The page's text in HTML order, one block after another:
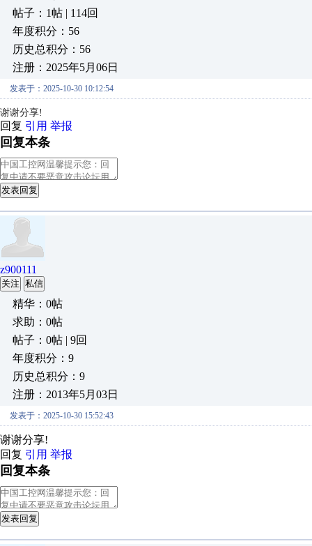
帖子：1帖 | 114回
年度积分：56
历史总积分：56
注册：2025年5月06日
发表于：2025-10-30 10:12:54
谢谢分享!
回复 引用 举报
回复本条
发表回复
z900111
关注 私信
精华：0帖
求助：0帖
帖子：0帖 | 9回
年度积分：9
历史总积分：9
注册：2013年5月03日
发表于：2025-10-30 15:52:43
谢谢分享!
回复 引用 举报
回复本条
发表回复